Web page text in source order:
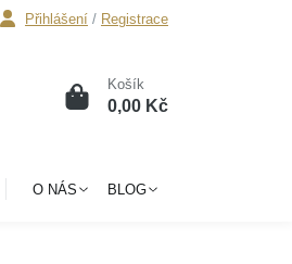
Přihlášení / Registrace
0 Košík
0,00 Kč
O NÁS BLOG